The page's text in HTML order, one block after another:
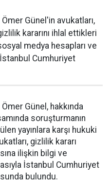
Günel'in avukatları,
kararını ihlal ettikleri
medya hesapları ve
İstanbul Cumhuriyet
Günel, hakkında
soruşturmanın
yayınlara karşı hukuki
gizlilik kararı
ilişkin bilgi ve
İstanbul Cumhuriyet
bulundu.